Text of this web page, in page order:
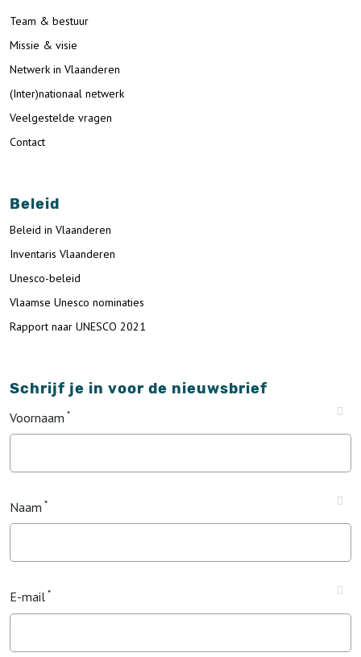
Team & bestuur
Missie & visie
Netwerk in Vlaanderen
(Inter)nationaal netwerk
Veelgestelde vragen
Contact
Beleid
Beleid in Vlaanderen
Inventaris Vlaanderen
Unesco-beleid
Vlaamse Unesco nominaties
Rapport naar UNESCO 2021
Schrijf je in voor de nieuwsbrief
Voornaam
Naam
E-mail